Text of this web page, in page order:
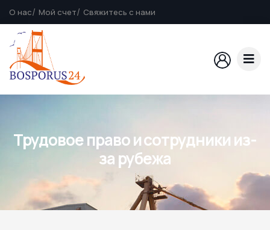
О нас Мой счет Свяжитесь с нами
Трудовое право и сотрудники из-
за рубежа